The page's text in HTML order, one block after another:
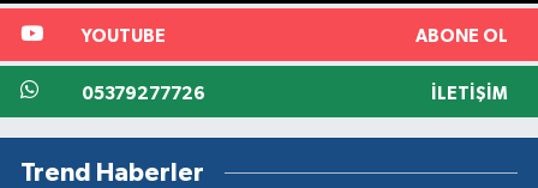
YOUTUBE ABONE OL
05379277726 İLETIŞIM
Trend Haberler